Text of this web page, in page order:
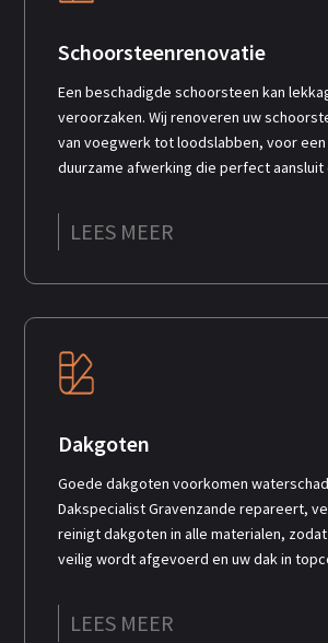
Schoorsteenrenovatie
Een beschadigde schoorsteen kan
veroorzaken. Wij renoveren uw
van voegwerk tot loodslabben, voor
duurzame afwerking die perfect aansluit
LEES MEER
Dakgoten
Goede dakgoten voorkomen
Dakspecialist Gravenzande repareert,
reinigt dakgoten in alle materialen,
veilig wordt afgevoerd en uw dak in
LEES MEER